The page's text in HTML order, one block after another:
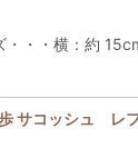
・・横：約
歩 サコッシュ レ